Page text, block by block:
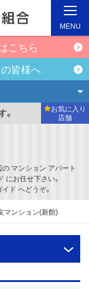
こちら
皆様へ
まだお気に入り
お気に入り
店舗
MENU
マンション アパート
にお任せ下さい。
ド へどうぞ。
マンション(新館)